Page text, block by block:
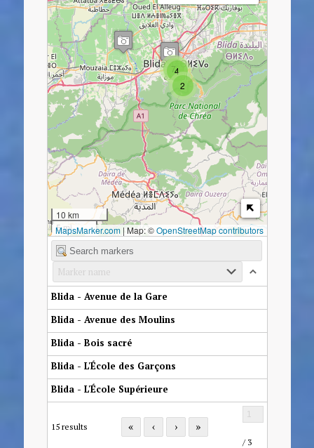
2
4
7
10 km
5 mi
MapsMarker.com | Map: ©OpenStreetMap contributors
Blida - Avenue de la Gare
Blida - Avenue des Moulins
Blida - Bois sacré
Blida - L'École des Garçons
Blida - L'École Supérieure
15 results « ‹ › »
/ 3